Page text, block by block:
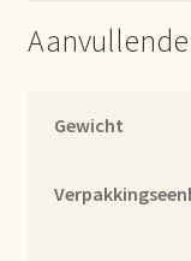
Impressum
Imprint
Gewicht